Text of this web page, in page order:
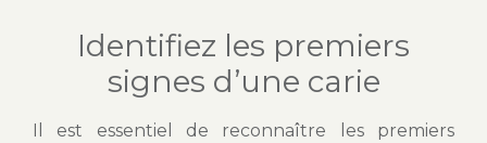
Identifiez les premiers
signes d’une carie
Il est essentiel de reconnaître les premiers